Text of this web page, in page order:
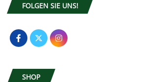
FOLGEN SIE UNS!
SHOP